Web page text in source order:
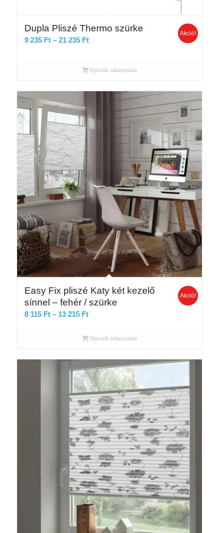
Dupla Pliszé Thermo szürke
9 235 Ft – 21 235 FtÁrtartomány:
Akció!
Opciók választása
Easy Fix pliszé Katy két kezelő
sínnel – fehér / szürke
8 115 Ft – 13 215 FtÁrtartomány:
115 Ft
13
215 Ft
Akció!
Opciók választása